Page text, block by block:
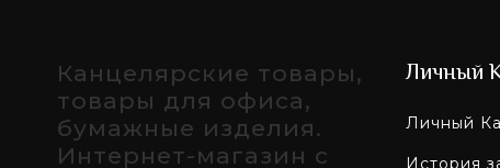
Канцелярские товары,
товары для офиса,
бумажные изделия.
Интернет-магазин с
Личный
Личный
История